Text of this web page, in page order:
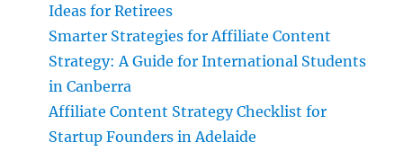
Ideas for Retirees
Smarter Strategies for Affiliate Content
Strategy: A Guide for International Students
in Canberra
Affiliate Content Strategy Checklist for
Startup Founders in Adelaide